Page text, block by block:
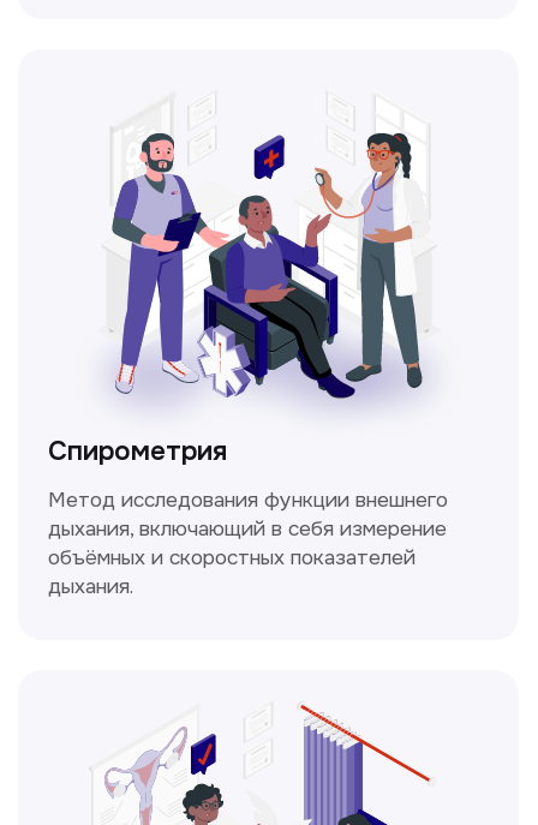
Прайс-лист
Не нашли нужную
Заполните форму, и мы всё
Получить консультацию